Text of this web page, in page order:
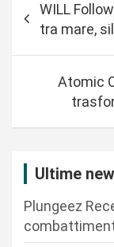
a
WILL
tra mare,
Atomic
Ultime
Plungeez